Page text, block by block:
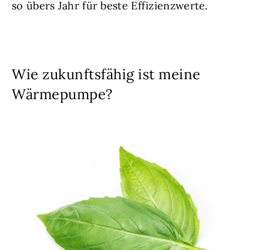
so übers Jahr für beste Effizienzwerte.
Wie zukunftsfähig ist meine
Wärmepumpe?